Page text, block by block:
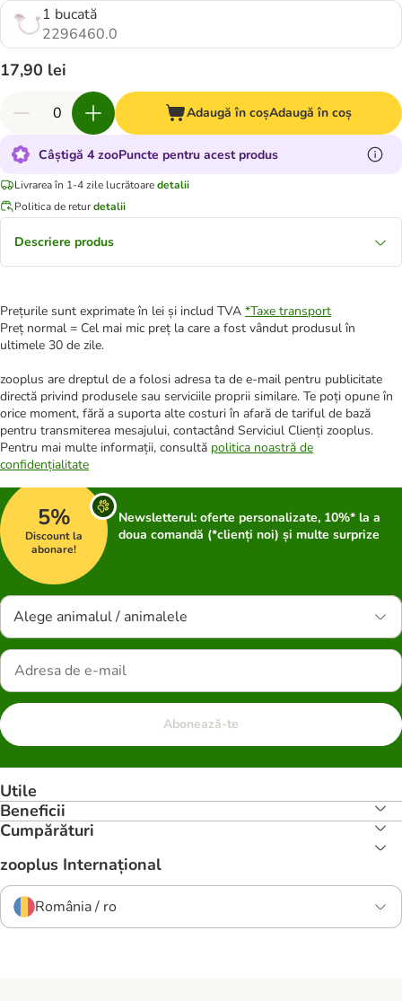
1 bucată
2296460.0
17,90 lei
Adaugă în coșAdaugă în coș
Câștigă 4 zooPuncte pentru acest produs
Livrarea în 1-4 zile lucrătoaredetalii
Politica de returdetalii
Descriere produs
Prețurile sunt exprimate în lei și includ TVA *Taxe transport
Preț normal = Cel mai mic preț la care a fost vândut produsul în
ultimele 30 de zile.
zooplus are dreptul de a folosi adresa ta de e-mail pentru publicitate
directă privind produsele sau serviciile proprii similare. Te poți opune în
orice moment, fără a suporta alte costuri în afară de tariful de bază
pentru transmiterea mesajului, contactând Serviciul Clienți zooplus.
Pentru mai multe informații, consultă politica noastră de
confidențialitate
5%
Discount la
abonare!
Newsletterul: oferte personalizate, 10%* la a
doua comandă (*clienți noi) și multe surprize
Alege animalul / animalele
Abonează-te
Utile
Beneficii
Cumpărături
zooplus Internațional
România / ro